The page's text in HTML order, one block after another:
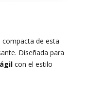
de esta
Diseñada para
ágil con el estilo